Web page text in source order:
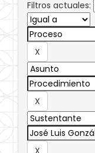
Filtros actuales: